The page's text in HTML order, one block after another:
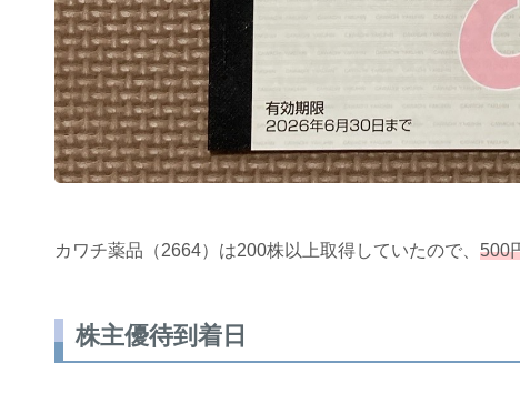
カワチ薬品（2664）は200株以上取得していたので、 500
株主優待到着日